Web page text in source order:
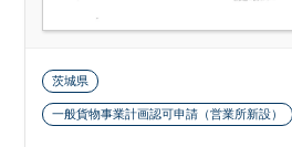
茨城県
一般貨物事業計画認可申請（営業所新設）